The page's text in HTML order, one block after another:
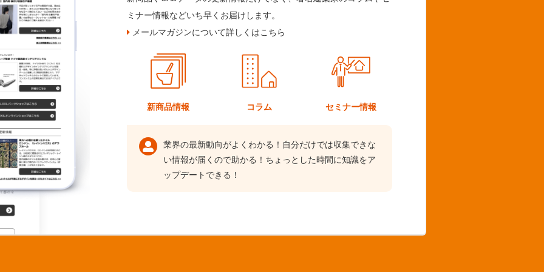
ミナー情報などいち早くお届けします。
メールマガジンについて詳しくはこちら
新商品情報 コラム セミナー情報
業界の最新動向がよくわかる！自分だけでは収集できな
い情報が届くので助かる！ちょっとした時間に知識をア
ップデートできる！